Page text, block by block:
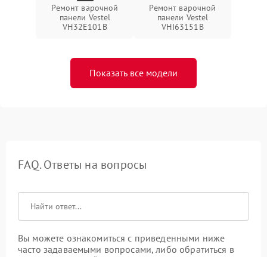
Ремонт варочной
панели Vestel
VH32E101B
Ремонт варочной
панели Vestel
VHI63151B
Показать все модели
FAQ. Ответы на вопросы
Вы можете ознакомиться с приведенными ниже
часто задаваемыми вопросами, либо обратиться в